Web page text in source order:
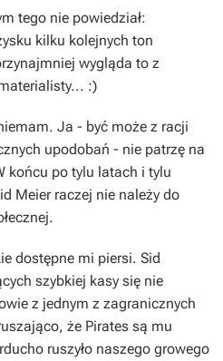
tego nie powiedział:
kilku kolejnych ton
wygląda to z
:)
Ja - być może z racji
upodobań - nie patrzę na
końcu po tylu latach i tylu
Meierraczej nie należy do
dostępne mi piersi. Sid
szybkiej kasy się nie
z jednym z zagranicznych
że Pirates są mu
ruszyło naszego growego